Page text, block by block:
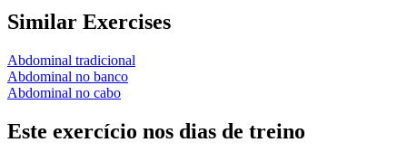
Similar Exercises
Abdominal tradicional
Abdominal no banco
Abdominal no cabo
Este exercício nos dias de treino